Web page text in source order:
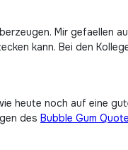
Mir gefaellen
kann. Bei den
heute noch auf eine
des Bubble Gum